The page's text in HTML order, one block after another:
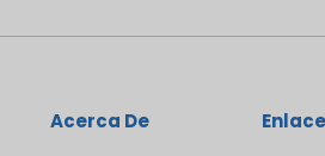
Acerca De